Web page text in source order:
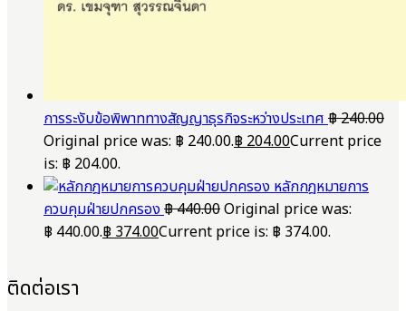
การระงับข้อพิพาททางสัญญาธุรกิจระหว่างประเทศ฿240.00
Original price was: ฿ 240.00.฿204.00Current price
is: ฿ 204.00.
หลักกฎหมายการ
ควบคุมฝ่ายปกครอง฿440.00Original price was:
฿ 440.00.฿374.00Current price is: ฿ 374.00.
ติดต่อเรา